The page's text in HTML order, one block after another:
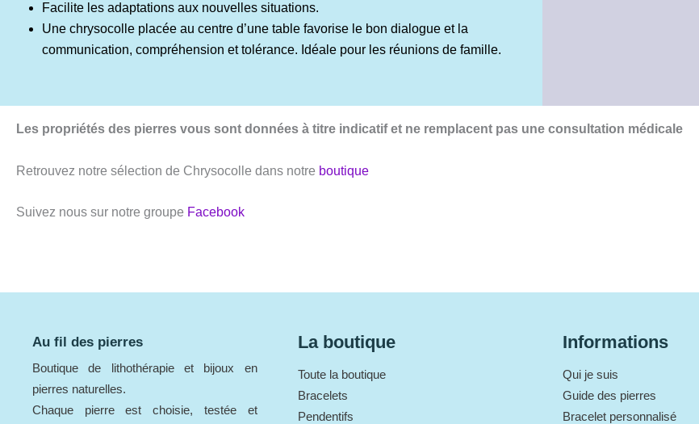
Facilite les adaptations aux nouvelles situations.
Une chrysocolle placée au centre d’une table favorise le bon dialogue et la
communication, compréhension et tolérance. Idéale pour les réunions de famille.
Les propriétés des pierres vous sont données à titre indicatif et ne remplacent pas une consultation médicale
Retrouvez notre sélection de Chrysocolle dans notre boutique
Suivez nous sur notre groupe Facebook
Au fil des pierres
Boutique de lithothérapie et bijoux en
pierres naturelles.
Chaque pierre est choisie, testée et
La boutique
Toute la boutique
Bracelets
Pendentifs
Informations
Qui je suis
Guide des pierres
Bracelet personnalisé